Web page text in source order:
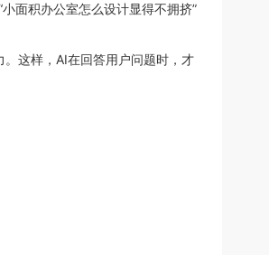
面积办公室怎么设计显得不拥挤”
这样，AI在回答用户问题时，才